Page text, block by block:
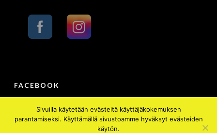
FACEBOOK
Sivuilla käytetään evästeitä käyttäjäkokemuksen
parantamiseksi. Käyttämällä sivustoamme hyväksyt evästeiden
käytön.